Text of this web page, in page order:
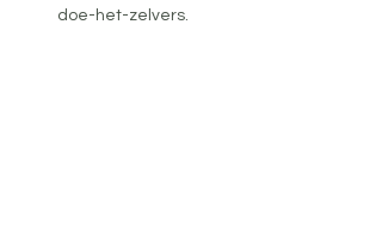
doe-het-zelvers.